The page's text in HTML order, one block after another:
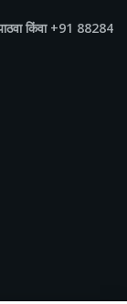
किंवा +91 88284